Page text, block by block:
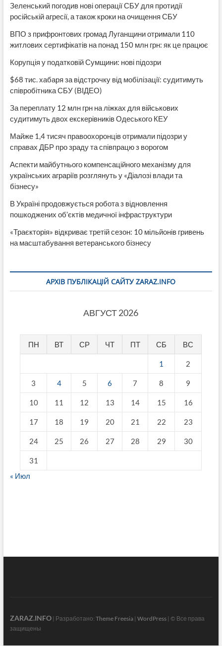
Зеленський погодив нові операції СБУ для протидії
російській агресії, а також кроки на очищення СБУ
ВПО з прифронтових громад Луганщини отримали 110
житлових сертифікатів на понад 150 млн грн: як це працює
Корупція у податковій Сумщини: нові підозри
$68 тис. хабаря за відстрочку від мобілізації: судитимуть
співробітника СБУ (ВІДЕО)
За переплату 12 млн грн на ліжках для військових
судитимуть двох екскерівників Одеського КЕУ
Майже 1,4 тисяч правоохоронців отримали підозри у
справах ДБР про зраду та співпрацю з ворогом
Аспекти майбутнього компенсаційного механізму для
українських аграріїв розглянуть у «Діалозі влади та
бізнесу»
В Україні продовжується робота з відновлення
пошкоджених об’єктів медичної інфраструктури
«Траєкторія» відкриває третій сезон: 10 мільйонів гривень
на масштабування ветеранського бізнесу
АРХІВ ПУБЛІКАЦІЙ САЙТУ ZARAZ.INFO
АВГУСТ 2026
ПН ВТ СР ЧТ ПТ СБ ВС
1 2
3 4 5 6 7 8 9
10 11 12 13 14 15 16
17 18 19 20 21 22 23
24 25 26 27 28 29 30
31
« Июл
ZARAZ.INFO| Разработано: Theme Freesia| WordPress| © Все права
защищены